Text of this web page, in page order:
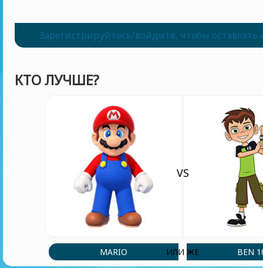
Зарегистрируйтесь/войдите, чтобы
КТО ЛУЧШЕ?
MARIO
VS
ИЛИ ЖЕ BEN